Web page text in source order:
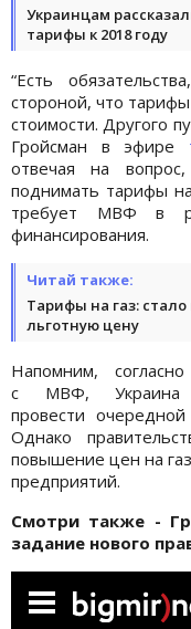
Украинцам
тарифы к 2018 году
“Есть
стороной, что
стоимости. Другого
Гройсман в эфире
отвечая на
поднимать тарифы
требует МВФ в
финансирования.
Читай также:
Тарифы на газ:
льготную цену
Напомним,
с МВФ,
провести
Однако
повышение цен на
предприятий.
Смотри также -
задание нового